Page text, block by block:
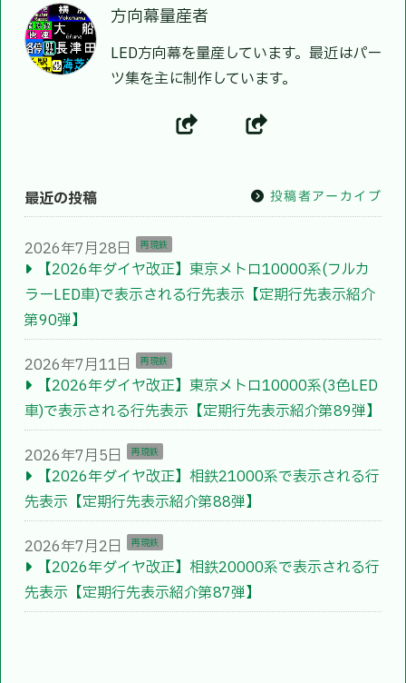
方向幕量産者
LED方向幕を量産しています。最近はパー
ツ集を主に制作しています。
最近の投稿 投稿者アーカイブ
2026年7月28日 再現鉄
【2026年ダイヤ改正】東京メトロ10000系(フルカ
ラーLED車)で表示される行先表示【定期行先表示紹介
第90弾】
2026年7月11日 再現鉄
【2026年ダイヤ改正】東京メトロ10000系(3色LED
車)で表示される行先表示【定期行先表示紹介第89弾】
2026年7月5日 再現鉄
【2026年ダイヤ改正】相鉄21000系で表示される行
先表示【定期行先表示紹介第88弾】
2026年7月2日 再現鉄
【2026年ダイヤ改正】相鉄20000系で表示される行
先表示【定期行先表示紹介第87弾】